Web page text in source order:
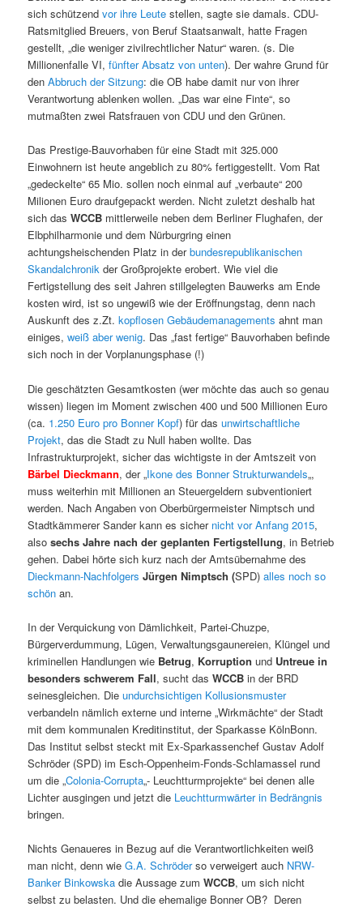
sich schützendvor ihre Leute stellen, sagte sie damals. CDU-
Ratsmitglied Breuers, von Beruf Staatsanwalt, hatte Fragen
gestellt, „die weniger zivilrechtlicher Natur“ waren. (s. Die
Millionenfalle VI,fünfter Absatz von unten). Der wahre Grund für
denAbbruch der Sitzung: die OB habe damit nur von ihrer
Verantwortung ablenken wollen. „Das war eine Finte“, so
mutmaßten zwei Ratsfrauen von CDU und den Grünen.
Das Prestige-Bauvorhaben für eine Stadt mit 325.000
Einwohnern ist heute angeblich zu 80% fertiggestellt. Vom Rat
„gedeckelte“ 65 Mio. sollen noch einmal auf „verbaute“ 200
Milionen Euro draufgepackt werden. Nicht zuletzt deshalb hat
sich dasWCCB mittlerweile neben dem Berliner Flughafen, der
Elbphilharmonie und dem Nürburgring einen
achtungsheischenden Platz in derbundesrepublikanischen
Skandalchronik der Großprojekte erobert. Wie viel die
Fertigstellung des seit Jahren stillgelegten Bauwerks am Ende
kosten wird, ist so ungewiß wie der Eröffnungstag, denn nach
Auskunft des z.Zt.kopflosen Gebäudemanagements ahnt man
einiges,weiß aber wenig. Das „fast fertige“ Bauvorhaben befinde
sich noch in der Vorplanungsphase (!)
Die geschätzten Gesamtkosten (wer möchte das auch so genau
wissen) liegen im Moment zwischen 400 und 500 Millionen Euro
(ca. 1.250 Euro pro Bonner Kopf) für dasunwirtschaftliche
Projekt, das die Stadt zu Null haben wollte. Das
Infrastrukturprojekt, sicher das wichtigste in der Amtszeit von
Bärbel Dieckmann, der „Ikone des Bonner Strukturwandels„,
muss weiterhin mit Millionen an Steuergeldern subventioniert
werden. Nach Angaben von Oberbürgermeister Nimptsch und
Stadtkämmerer Sander kann es sicher nicht vor Anfang 2015,
alsosechs Jahre nach der geplanten Fertigstellung, in Betrieb
gehen. Dabei hörte sich kurz nach der Amtsübernahme des
Dieckmann-NachfolgersJürgen Nimptsch (SPD)alles noch so
schön an.
In der Verquickung von Dämlichkeit, Partei-Chuzpe,
Bürgerverdummung, Lügen, Verwaltungsgaunereien, Klüngel und
kriminellen Handlungen wie Betrug, Korruption und Untreue in
besonders schwerem Fall, sucht dasWCCB in der BRD
seinesgleichen. Dieundurchsichtigen Kollusionsmuster
verbandeln nämlich externe und interne „Wirkmächte“ der Stadt
mit dem kommunalen Kreditinstitut, der Sparkasse KölnBonn.
Das Institut selbst steckt mit Ex-Sparkassenchef Gustav Adolf
Schröder (SPD) im Esch-Oppenheim-Fonds-Schlamassel rund
um die „Colonia-Corrupta„- Leuchtturmprojekte“ bei denen alle
Lichter ausgingen und jetzt die Leuchtturmwärter in Bedrängnis
bringen.
Nichts Genaueres in Bezug auf die Verantwortlichkeiten weiß
man nicht, denn wieG.A. Schröderso verweigert auch NRW-
Banker Binkowska die Aussage zumWCCB, um sich nicht
selbst zu belasten. Und die ehemalige Bonner OB? Deren